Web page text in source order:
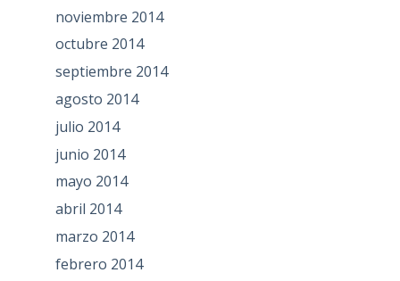
noviembre 2014
octubre 2014
septiembre 2014
agosto 2014
julio 2014
junio 2014
mayo 2014
abril 2014
marzo 2014
febrero 2014